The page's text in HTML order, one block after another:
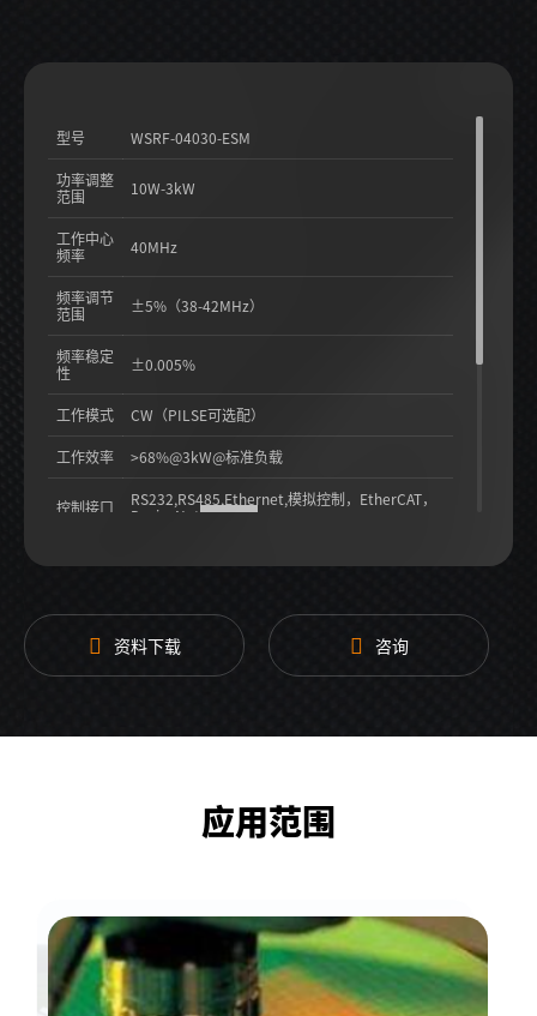
型号 WSRF-04030-ESM
功率调整
范围
10W-3kW
工作中心
频率
40MHz
频率调节
范围
±5%（38-42MHz）
频率稳定
性
±0.005%
工作模式 CW（PILSE可选配）
工作效率 >68%@3kW@标准负载
控制接口
RS232,RS485,Ethernet,模拟控制，EtherCAT，
DeviceNet（选配）
接口
冷却方式 水冷为主，风冷为辅
资料下载 咨询
应用范围